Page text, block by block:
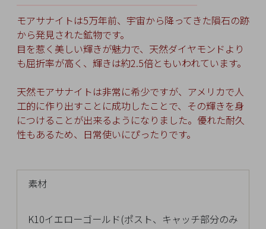
モアサナイトは5万年前、宇宙から降ってきた隕石の跡
から発見された鉱物です。
目を惹く美しい輝きが魅力で、天然ダイヤモンドより
も屈折率が高く、輝きは約2.5倍ともいわれています。
天然モアサナイトは非常に希少ですが、アメリカで人
工的に作り出すことに成功したことで、その輝きを身
につけることが出来るようになりました。優れた耐久
性もあるため、日常使いにぴったりです。
素材
K10イエローゴールド(ポスト、キャッチ部分のみ
ク
し
た
商
ご
ガ